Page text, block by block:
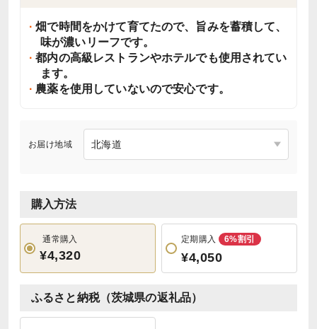
畑で時間をかけて育てたので、旨みを蓄積して、
味が濃いリーフです。
都内の高級レストランやホテルでも使用されてい
ます。
農薬を使用していないので安心です。
お届け地域
購入方法
通常購入
¥4,320
定期購入 6%割引
¥4,050
ふるさと納税（茨城県の返礼品）